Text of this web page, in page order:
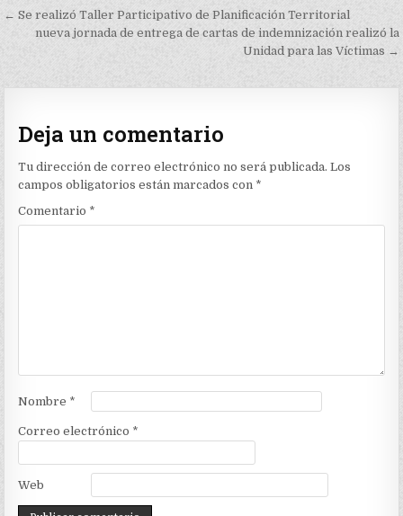
Navegación
← Se realizó Taller Participativo de Planificación Territorial
nueva jornada de entrega de cartas de indemnización realizó la
Unidad para las Víctimas →
Deja un comentario
Tu dirección de correo electrónico no será publicada. Los
campos obligatorios están marcados con *
Comentario *
Nombre *
Correo electrónico *
Web